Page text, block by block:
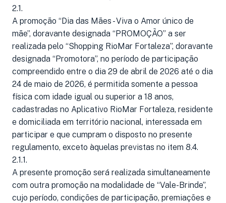
2.1.
A promoção “Dia das Mães - Viva o Amor único de
mãe”, doravante designada “PROMOÇÃO” a ser
realizada pelo “Shopping RioMar Fortaleza”, doravante
designada “Promotora”, no período de participação
compreendido entre o dia 29 de abril de 2026 até o dia
24 de maio de 2026, é permitida somente a pessoa
física com idade igual ou superior a 18 anos,
cadastradas no Aplicativo RioMar Fortaleza, residente
e domiciliada em território nacional, interessada em
participar e que cumpram o disposto no presente
regulamento, exceto àquelas previstas no item 8.4.
2.1.1.
A presente promoção será realizada simultaneamente
com outra promoção na modalidade de “Vale-Brinde”,
cujo período, condições de participação, premiações e